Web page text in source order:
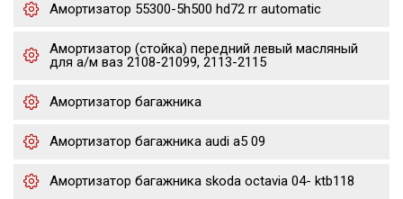
Амортизатор 55300-5h500 hd72 rr automatic
Амортизатор (стойка) передний левый масляный
для а/м ваз 2108-21099, 2113-2115
Амортизатор багажника
Амортизатор багажника audi a5 09
Амортизатор багажника skoda octavia 04- ktb118